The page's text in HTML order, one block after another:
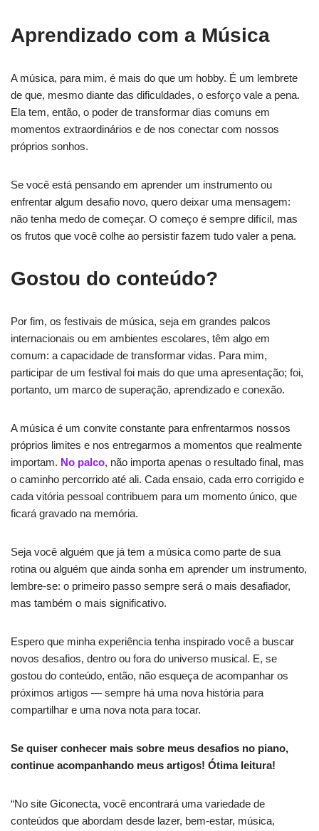
Aprendizado com a Música
A música, para mim, é mais do que um hobby. É um lembrete
de que, mesmo diante das dificuldades, o esforço vale a pena.
Ela tem, então, o poder de transformar dias comuns em
momentos extraordinários e de nos conectar com nossos
próprios sonhos.
Se você está pensando em aprender um instrumento ou
enfrentar algum desafio novo, quero deixar uma mensagem:
não tenha medo de começar. O começo é sempre difícil, mas
os frutos que você colhe ao persistir fazem tudo valer a pena.
Gostou do conteúdo?
Por fim, os festivais de música, seja em grandes palcos
internacionais ou em ambientes escolares, têm algo em
comum: a capacidade de transformar vidas. Para mim,
participar de um festival foi mais do que uma apresentação; foi,
portanto, um marco de superação, aprendizado e conexão.
A música é um convite constante para enfrentarmos nossos
próprios limites e nos entregarmos a momentos que realmente
importam. No palco, não importa apenas o resultado final, mas
o caminho percorrido até ali. Cada ensaio, cada erro corrigido e
cada vitória pessoal contribuem para um momento único, que
ficará gravado na memória.
Seja você alguém que já tem a música como parte de sua
rotina ou alguém que ainda sonha em aprender um instrumento,
lembre-se: o primeiro passo sempre será o mais desafiador,
mas também o mais significativo.
Espero que minha experiência tenha inspirado você a buscar
novos desafios, dentro ou fora do universo musical. E, se
gostou do conteúdo, então, não esqueça de acompanhar os
próximos artigos — sempre há uma nova história para
compartilhar e uma nova nota para tocar.
Se quiser conhecer mais sobre meus desafios no piano,
continue acompanhando meus artigos! Ótima leitura!
“No site Giconecta, você encontrará uma variedade de
conteúdos que abordam desde lazer, bem-estar, música,